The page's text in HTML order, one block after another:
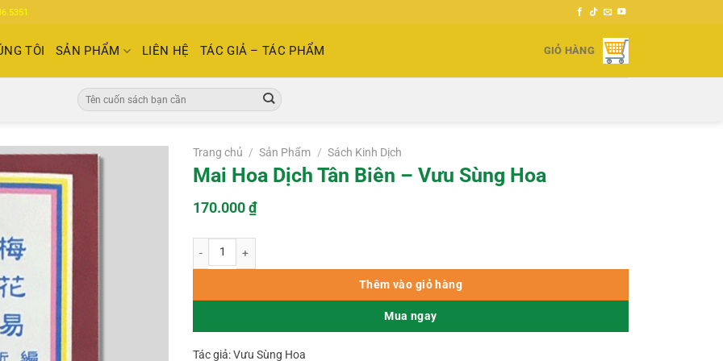
TÔI SẢN PHẨM LIÊN HỆ TÁC GIẢ – TÁC PHẨM GIỎ HÀNG
Tìm
kiếm:
Trang chủ / Sản Phẩm / Sách Kinh Dịch
Mai Hoa Dịch Tân Biên – Vưu Sùng Hoa
170.000₫
Thêm vào giỏ hàng
Mua ngay
Tác giả: Vưu Sùng Hoa